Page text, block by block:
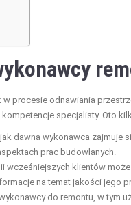
procesie odnawiania
specjalisty. Oto
dawna wykonawca zajmuje
prac budowlanych.
wcześniejszych klientów
na temat jakości jego
do remontu, w tym